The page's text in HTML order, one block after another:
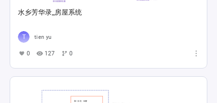
水乡芳华录_房屋系统
tien yu
0 127 0